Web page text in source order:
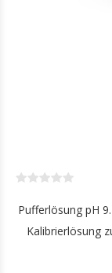
Pufferlösung pH
Kalibrierlösung